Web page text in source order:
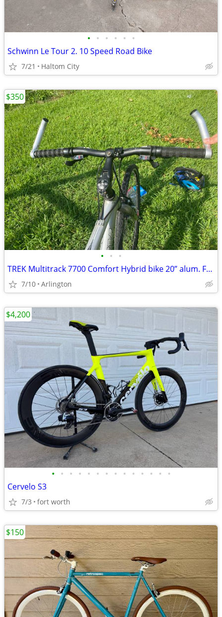
• • • • • •
Schwinn Le Tour 2. 10 Speed Road Bike
7/21 Haltom City
• • •
TREK Multitrack 7700 Comfort Hybrid bike 20” alum. Frame
7/10 Arlington
$350
• • • • • • • • • • • • • •
Cervelo S3
7/3 fort worth
$4,200
$150